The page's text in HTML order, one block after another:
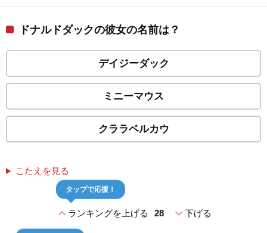
ドナルドダックの彼女の名前は？
デイジーダック
ミニーマウス
クララベルカウ
こたえを見る
expand_lessランキングを上げる 28
タップで応援！
expand_more下げる